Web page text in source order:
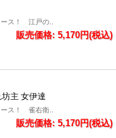
ース！ 江戸の..
販売価格: 5,170円(税込)
主 女伊達
ース！ 雀右衛..
販売価格: 5,170円(税込)